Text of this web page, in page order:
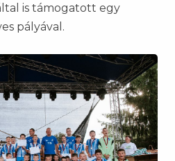
is támogatott egy
pályával.